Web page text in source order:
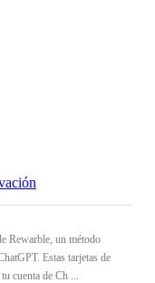
Rewarble, un método
Estas tarjetas de
cuenta de Ch ...